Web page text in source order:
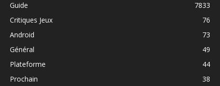
Guide
7833
Critiques Jeux
76
Android
73
Général
49
Plateforme
44
Prochain
38